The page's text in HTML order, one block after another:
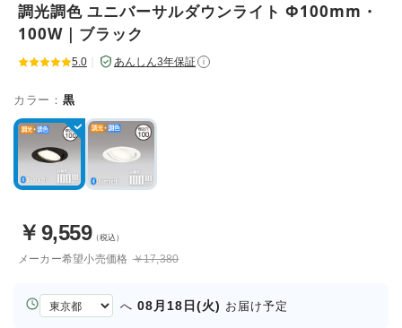
調光調色 ユニバーサルダウンライト Φ100mm・
100W｜ブラック
5.0 あんしん3年保証 i
カラー： 黒
￥ 9,559（税込）
メーカー希望小売価格 ￥17,380
お
届
へ 08月18日(火) お届け予定